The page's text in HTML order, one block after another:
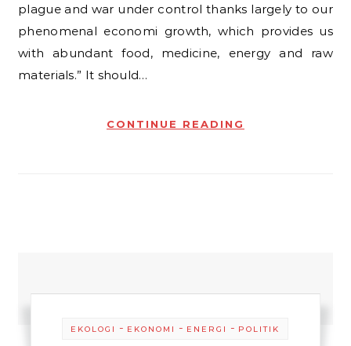
plague and war under control thanks largely to our
phenomenal economi growth, which provides us
with abundant food, medicine, energy and raw
materials.” It should…
CONTINUE READING
EKOLOGI - EKONOMI - ENERGI - POLITIK